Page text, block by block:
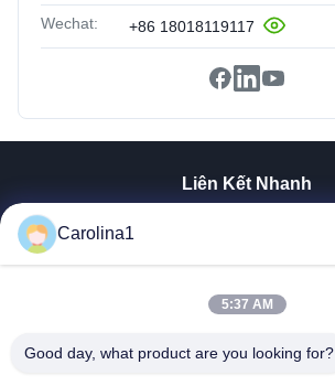
Wechat: +86 18018119117
Liên Kết Nhanh
Về Chúng Tôi
Kiểm Soát Chất Lượng
Carolina1
5:37 AM
Good day, what product are you looking for?